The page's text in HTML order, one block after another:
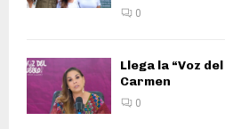
0
Llega la “Voz
Carmen
0